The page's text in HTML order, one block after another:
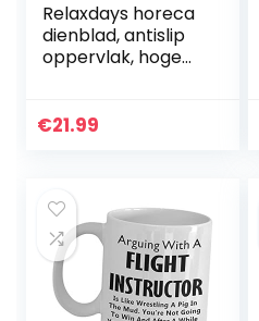
Relaxdays horeca
dienblad, antislip
oppervlak, hoge
restaurant, Ø 35
€21.99